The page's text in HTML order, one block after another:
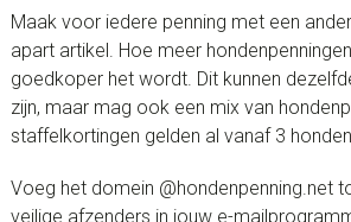
Maak voor iedere penning met een
apart artikel. Hoe meer
goedkoper het wordt. Dit kunnen
zijn, maar mag ook een mix van
staffelkortingen gelden al vanaf 3
Voeg het domein @hondenpenning.net
veilige afzenders in jouw e-